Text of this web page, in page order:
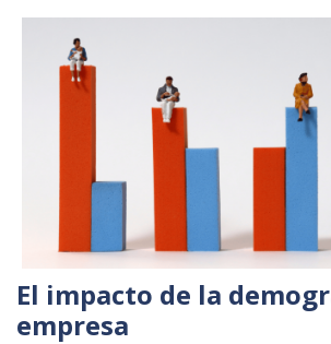
El impacto de la
empresa